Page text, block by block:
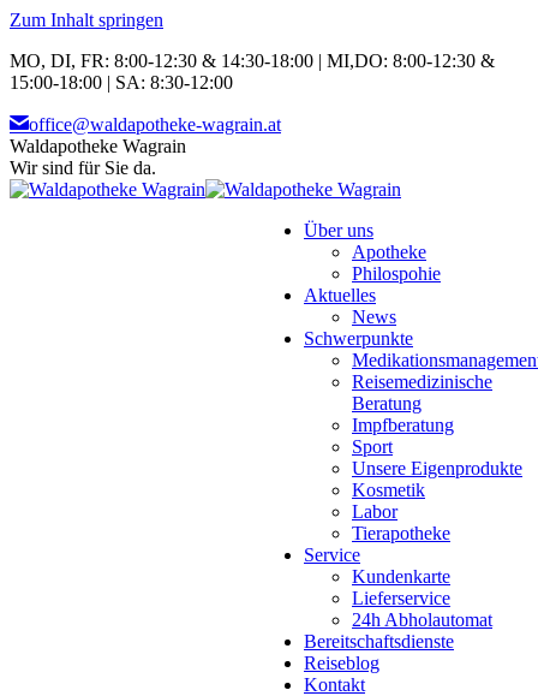
Zum Inhalt springen
MO, DI, FR: 8:00-12:30 & 14:30-18:00 | MI,DO: 8:00-12:30 &
15:00-18:00 | SA: 8:30-12:00
office@waldapotheke-wagrain.at
Waldapotheke Wagrain
Wir sind für Sie da.
Über uns
Apotheke
Philospohie
Aktuelles
News
Schwerpunkte
Reisemedizinische
Beratung
Impfberatung
Sport
Unsere Eigenprodukte
Kosmetik
Labor
Tierapotheke
Service
Kundenkarte
Lieferservice
24h Abholautomat
Bereitschaftsdienste
Reiseblog
Kontakt